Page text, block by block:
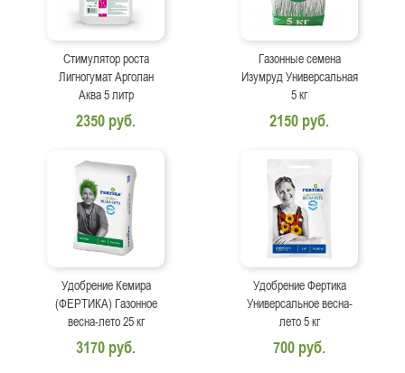
Стимулятор роста
Лигногумат Арголан
Аква 5 литр
2350 руб.
Газонные семена
Изумруд Универсальная
5 кг
2150 руб.
Удобрение Кемира
(ФЕРТИКА) Газонное
весна-лето 25 кг
3170 руб.
Удобрение Фертика
Универсальное весна-
лето 5 кг
700 руб.